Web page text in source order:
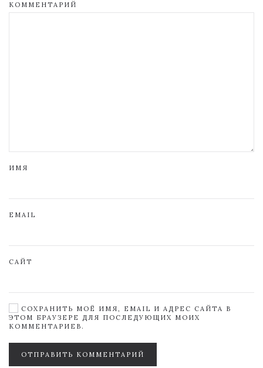
КОММЕНТАРИЙ
ИМЯ
EMAIL
САЙТ
СОХРАНИТЬ МОЁ ИМЯ, EMAIL И АДРЕС САЙТА В
ЭТОМ БРАУЗЕРЕ ДЛЯ ПОСЛЕДУЮЩИХ МОИХ
КОММЕНТАРИЕВ.
ОТПРАВИТЬ КОММЕНТАРИЙ